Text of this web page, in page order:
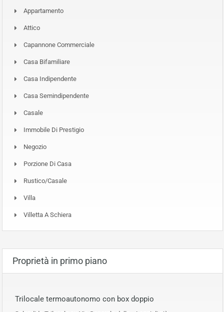
Appartamento
Attico
Capannone Commerciale
Casa Bifamiliare
Casa Indipendente
Casa Semindipendente
Casale
Immobile Di Prestigio
Negozio
Porzione Di Casa
Rustico/Casale
Villa
Villetta A Schiera
Proprietà in primo piano
Trilocale termoautonomo con box doppio